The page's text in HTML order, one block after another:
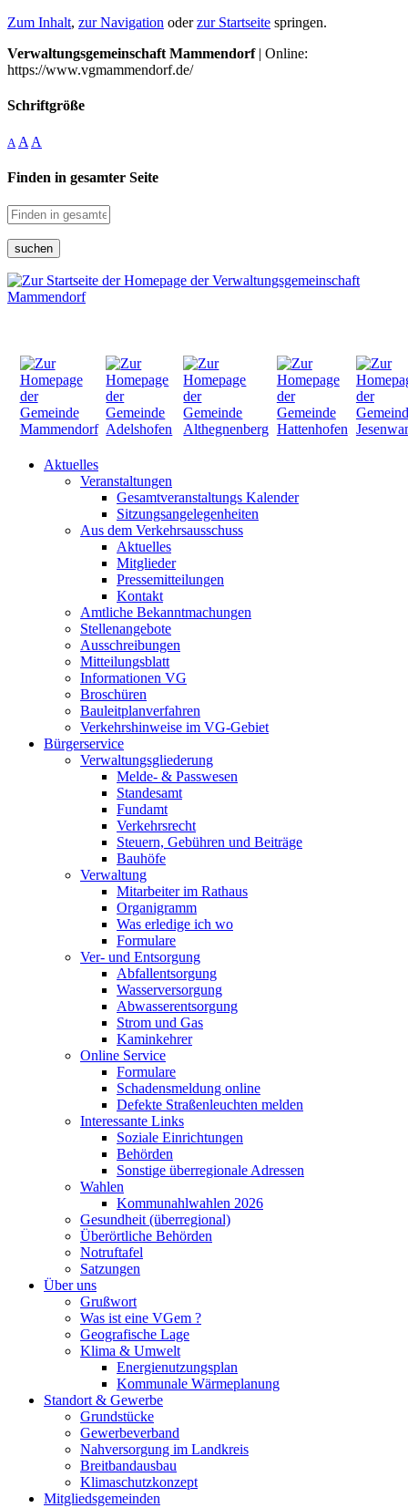
Zum Inhalt, zur Navigation oderzur Startseite springen.
Verwaltungsgemeinschaft Mammendorf| Online:
https://www.vgmammendorf.de/
Schriftgröße
A A A
Finden in gesamter Seite
suchen
Aktuelles
Veranstaltungen
Gesamtveranstaltungs Kalender
Sitzungsangelegenheiten
Aus dem Verkehrsausschuss
Aktuelles
Mitglieder
Pressemitteilungen
Kontakt
Amtliche Bekanntmachungen
Stellenangebote
Ausschreibungen
Mitteilungsblatt
Informationen VG
Broschüren
Bauleitplanverfahren
Verkehrshinweise im VG-Gebiet
Bürgerservice
Verwaltungsgliederung
Melde- & Passwesen
Standesamt
Fundamt
Verkehrsrecht
Steuern, Gebühren und Beiträge
Bauhöfe
Verwaltung
Mitarbeiter im Rathaus
Organigramm
Was erledige ich wo
Formulare
Ver- und Entsorgung
Abfallentsorgung
Wasserversorgung
Abwasserentsorgung
Strom und Gas
Kaminkehrer
Online Service
Formulare
Schadensmeldung online
Defekte Straßenleuchten melden
Interessante Links
Soziale Einrichtungen
Behörden
Sonstige überregionale Adressen
Wahlen
Kommunahlwahlen 2026
Gesundheit (überregional)
Überörtliche Behörden
Notruftafel
Satzungen
Über uns
Grußwort
Was ist eine VGem ?
Geografische Lage
Klima & Umwelt
Energienutzungsplan
Kommunale Wärmeplanung
Standort & Gewerbe
Grundstücke
Gewerbeverband
Nahversorgung im Landkreis
Breitbandausbau
Klimaschutzkonzept
Mitgliedsgemeinden